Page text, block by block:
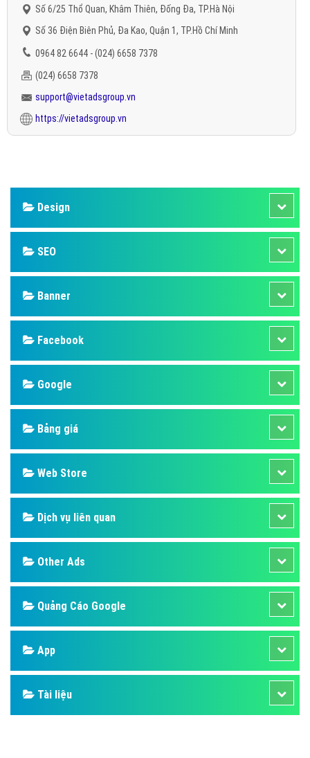
Số 6/25 Thổ Quan, Khâm Thiên, Đống Đa, TP.Hà Nội
Số 36 Điện Biên Phủ, Đa Kao, Quận 1, TP.Hồ Chí Minh
0964 82 6644 - (024) 6658 7378
(024) 6658 7378
support@vietadsgroup.vn
https://vietadsgroup.vn
Design
SEO
Banner
Facebook
Google